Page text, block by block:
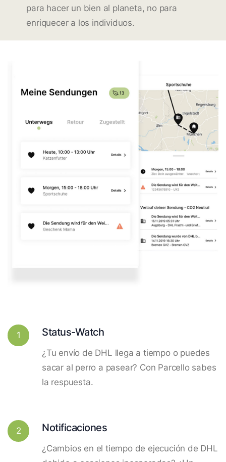
para hacer un bien al planeta, no para
enriquecer a los individuos.
1 Status-Watch
¿Tu envío de DHL llega a tiempo o puedes
sacar al perro a pasear? Con Parcello sabes
la respuesta.
2 Notificaciones
¿Cambios en el tiempo de ejecución de DHL